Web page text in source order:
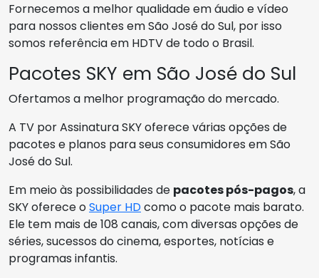
Fornecemos a melhor qualidade em áudio e vídeo
para nossos clientes em São José do Sul, por isso
somos referência em HDTV de todo o Brasil.
Pacotes SKY em São José do Sul
Ofertamos a melhor programação do mercado.
A TV por Assinatura SKY oferece várias opções de
pacotes e planos para seus consumidores em São
José do Sul.
Em meio às possibilidades de pacotes pós-pagos, a
SKY oferece oSuper HDcomo o pacote mais barato.
Ele tem mais de 108 canais, com diversas opções de
séries, sucessos do cinema, esportes, notícias e
programas infantis.